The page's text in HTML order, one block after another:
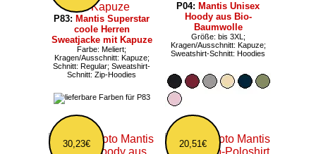
P83: Mantis Superstar
coole Herren
Sweatjacke mit Kapuze
Farbe: Meliert;
Kragen/Ausschnitt: Kapuze;
Schnitt: Regular; Sweatshirt-
Schnitt: Zip-Hoodies
P04: Mantis Unisex
Hoody aus Bio-
Baumwolle
Größe: bis 3XL;
Kragen/Ausschnitt: Kapuze;
Sweatshirt-Schnitt: Hoodies
30,23€ 20,51€